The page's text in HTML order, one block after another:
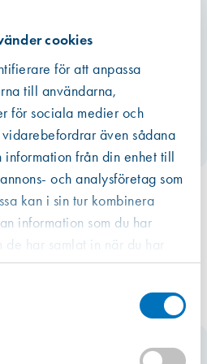
cookies
för att anpassa
till användarna,
för sociala medier och
även sådana
från din enhet till
och analysföretag som
kan i sin tur kombinera
information som du har
har samlat in när du har
Hitta hit